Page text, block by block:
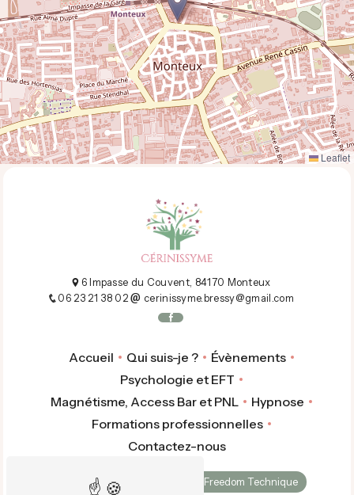
Leaflet
6 Impasse du Couvent, 84170 Monteux
06 23 21 38 02
cerinissyme.bressy@gmail.com
Accueil Qui suis-je ?
Évènements
Psychologie et EFT
Magnétisme, Access Bar et PNL
Hypnose
Formations professionnelles
Contactez-nous
Psychopraticien Emotional Freedom Technique